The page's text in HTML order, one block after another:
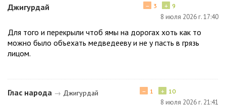
Джигурдай + 9
− 3
8 июля 2026 г. 17:40
Для того и перекрыли чтоб ямы на дорогах хоть как то
можно было объехать медведееву и не у пасть в грязь
лицом.
Глас народа → Джигурдай + 10
− 1
8 июля 2026 г. 21:41